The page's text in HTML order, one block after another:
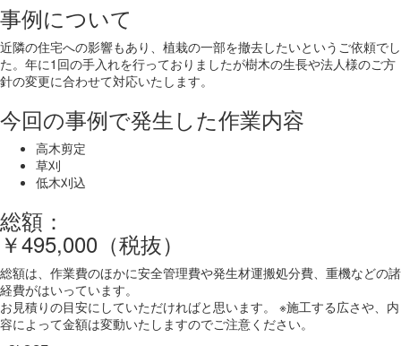
事例について
近隣の住宅への影響もあり、植栽の一部を撤去したいというご依頼でし
た。年に1回の手入れを行っておりましたが樹木の生長や法人様のご方
針の変更に合わせて対応いたします。
今回の事例で発生した作業内容
高木剪定
草刈
低木刈込
総額：
￥495,000（税抜）
総額は、作業費のほかに安全管理費や発生材運搬処分費、重機などの諸
経費がはいっています。
お見積りの目安にしていただければと思います。 ※施工する広さや、内
容によって金額は変動いたしますのでご注意ください。